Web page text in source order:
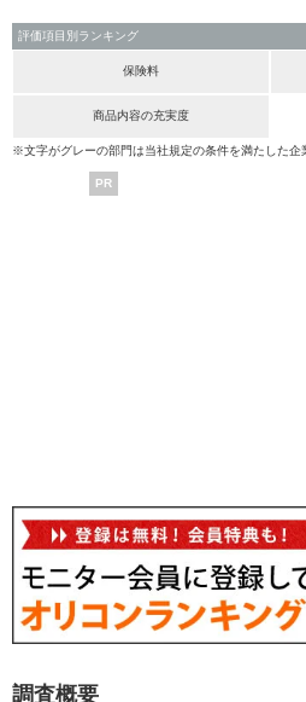
評価項目別ランキング
保険料
商品内容の充実度
※文字がグレーの部門は当社規定の条件を満たした企
PR
調査概要